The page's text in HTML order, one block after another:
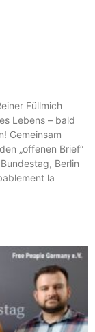
Füllmich
Lebens – bald
Gemeinsam
„offenen Brief“
Berlin
la